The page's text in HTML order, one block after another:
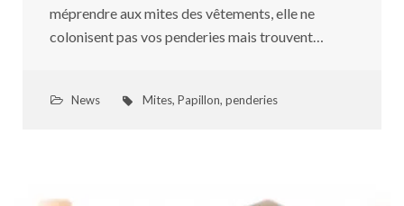
méprendre aux mites des vêtements, elle ne
colonisent pas vos penderies mais trouvent…
News Mites,Papillon,penderies